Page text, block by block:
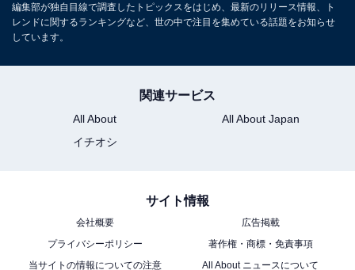
編集部が独自目線で調査したトピックスをはじめ、最新のリリース情報、ト
レンドに関するランキングなど、世の中で注目を集めている話題をお知らせ
しています。
関連サービス
All About
All About Japan
イチオシ
サイト情報
会社概要
広告掲載
プライバシーポリシー
著作権・商標・免責事項
当サイトの情報についての注意
All About ニュースについて